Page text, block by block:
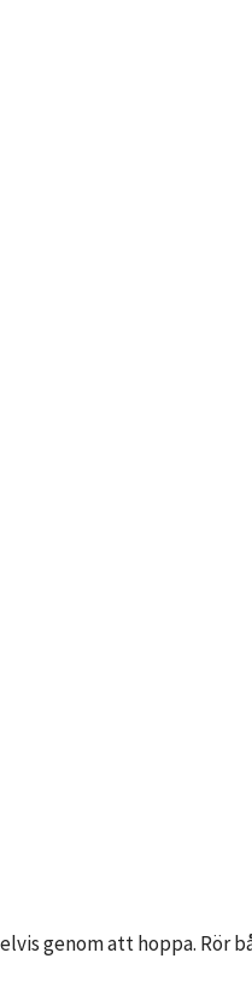
genom att hoppa. Rör